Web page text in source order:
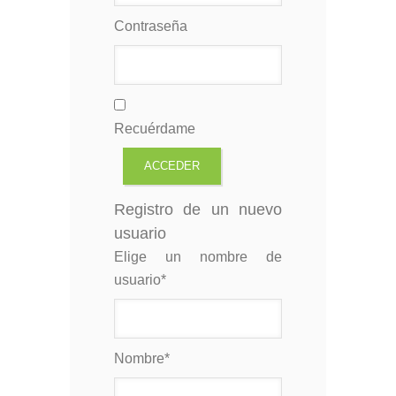
Contraseña
Recuérdame
Registro de un nuevo
usuario
Elige un nombre de
usuario*
Nombre*